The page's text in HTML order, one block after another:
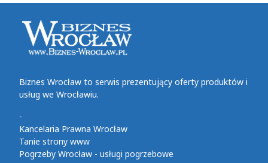
Biznes Wrocław to serwis prezentujący oferty produktów i
usług we Wrocławiu.
-
Kancelaria Prawna Wrocław
Tanie strony www
Pogrzeby Wrocław - usługi pogrzebowe